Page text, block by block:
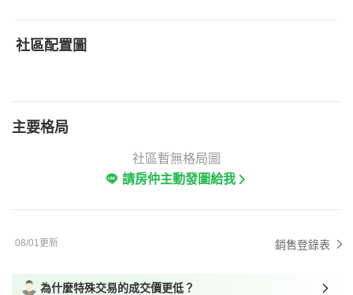
社區配置圖
主要格局
社區暫無格局圖
請房仲主動發圖給我
08/01更新 銷售登錄表
為什麼特殊交易的成交價更低？